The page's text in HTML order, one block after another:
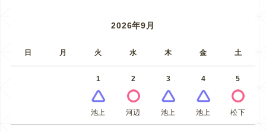
2026年9月
日 月 火 水 木 金 土
1
池上
2
河辺
3
池上
4
池上
5
松下